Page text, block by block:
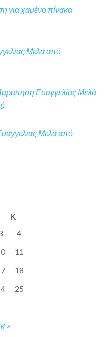
για χαμένο πίνακα
Μελά από
Ευαγγελίας Μελά
Μελά από
Κ
»
4
11
18
25